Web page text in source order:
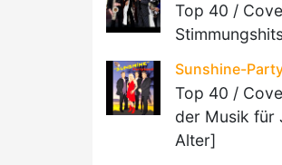
Top 40 /
Sunshine-
Top 40 /
der Musik für
Alter]